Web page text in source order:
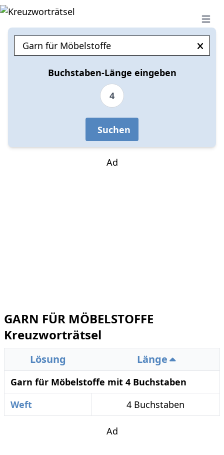
Open
Buchstaben-Länge eingeben
4
Suchen
Ad
GARN FÜR MÖBELSTOFFE
Kreuzworträtsel
Lösung Länge
Garn für Möbelstoffe mit 4 Buchstaben
Weft
4 Buchstaben
Ad